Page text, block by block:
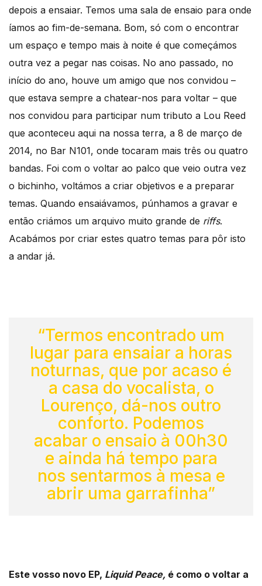
depois a ensaiar. Temos uma sala de ensaio para onde
íamos ao fim-de-semana. Bom, só com o encontrar
um espaço e tempo mais à noite é que começámos
outra vez a pegar nas coisas. No ano passado, no
início do ano, houve um amigo que nos convidou –
que estava sempre a chatear-nos para voltar – que
nos convidou para participar num tributo a Lou Reed
que aconteceu aqui na nossa terra, a 8 de março de
2014, no Bar N101, onde tocaram mais três ou quatro
bandas. Foi com o voltar ao palco que veio outra vez
o bichinho, voltámos a criar objetivos e a preparar
temas. Quando ensaiávamos, púnhamos a gravar e
então criámos um arquivo muito grande de riffs.
Acabámos por criar estes quatro temas para pôr isto
a andar já.
“Termos encontrado um
lugar para ensaiar a horas
noturnas, que por acaso é
a casa do vocalista, o
Lourenço, dá-nos outro
conforto. Podemos
acabar o ensaio à 00h30
e ainda há tempo para
nos sentarmos à mesa e
abrir uma garrafinha”
Este vosso novo EP, Liquid Peace, é como o voltar a